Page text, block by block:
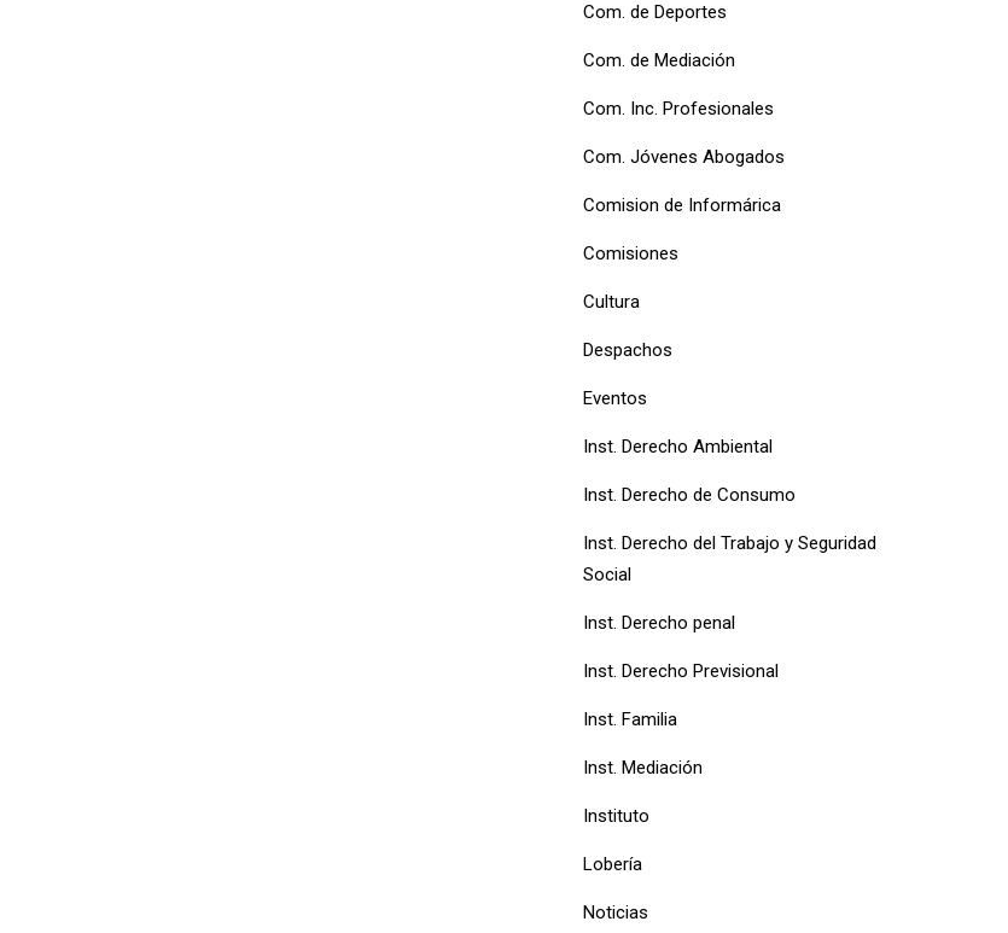
Com. de Deportes
Com. de Mediación
Com. Inc. Profesionales
Com. Jóvenes Abogados
Comision de Informárica
Comisiones
Cultura
Despachos
Eventos
Inst. Derecho Ambiental
Inst. Derecho de Consumo
Inst. Derecho del Trabajo y Seguridad
Social
Inst. Derecho penal
Inst. Derecho Previsional
Inst. Familia
Inst. Mediación
Instituto
Lobería
Noticias